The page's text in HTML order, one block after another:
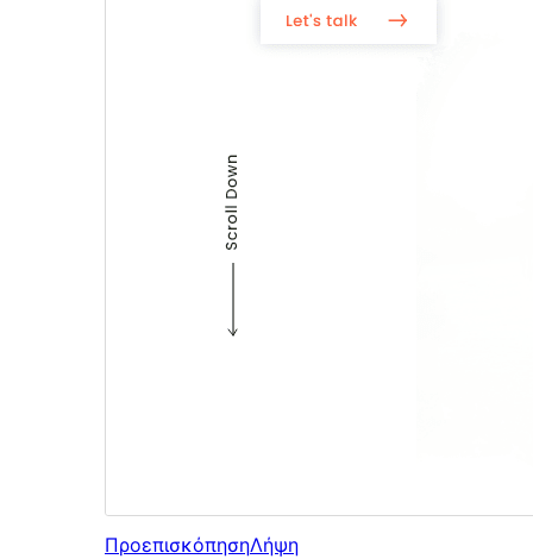
ΠροεπισκόπησηΛήψη